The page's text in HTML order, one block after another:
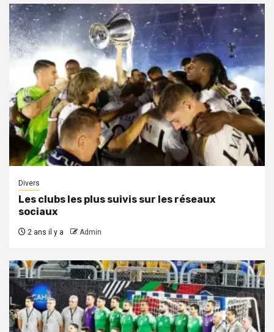
Divers
Les clubs les plus suivis sur les réseaux
sociaux
2 ans il y a Admin